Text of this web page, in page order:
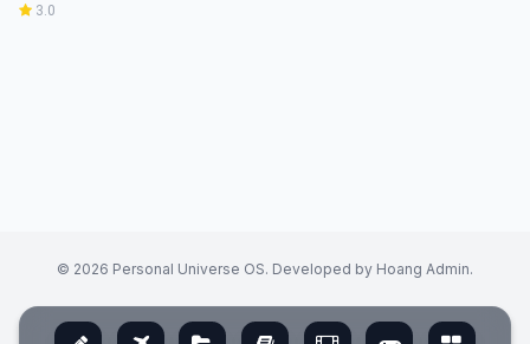
3.0
© 2026 Personal Universe OS. Developed by Hoang Admin.